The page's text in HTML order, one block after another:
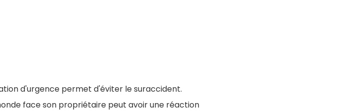
d'urgence permet d'éviter le suraccident.
face son propriétaire peut avoir une réaction